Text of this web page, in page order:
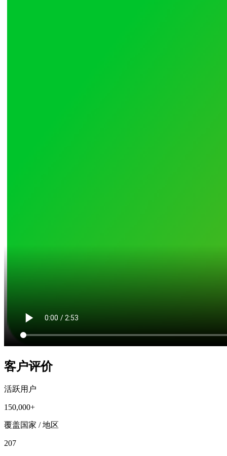
客户评价
活跃用户
150,000+
覆盖国家 / 地区
207